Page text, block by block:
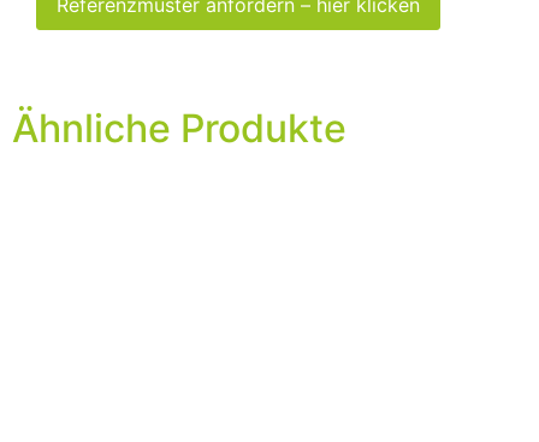
Referenzmuster anfordern – hier klicken
Ähnliche Produkte